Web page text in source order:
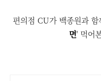
편의점 CU가 백종원과
면' 먹어